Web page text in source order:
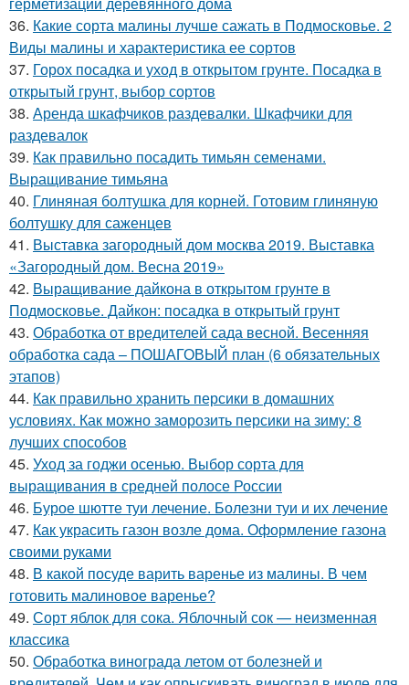
36. Какие сорта малины лучше сажать в Подмосковье. 2
Виды малины и характеристика ее сортов
37. Горох посадка и уход в открытом грунте. Посадка в
открытый грунт, выбор сортов
38. Аренда шкафчиков раздевалки. Шкафчики для
раздевалок
39. Как правильно посадить тимьян семенами.
Выращивание тимьяна
40. Глиняная болтушка для корней. Готовим глиняную
болтушку для саженцев
41. Выставка загородный дом москва 2019. Выставка
«Загородный дом. Весна 2019»
42. Выращивание дайкона в открытом грунте в
Подмосковье. Дайкон: посадка в открытый грунт
43. Обработка от вредителей сада весной. Весенняя
обработка сада – ПОШАГОВЫЙ план (6 обязательных
этапов)
44. Как правильно хранить персики в домашних
условиях. Как можно заморозить персики на зиму: 8
лучших способов
45. Уход за годжи осенью. Выбор сорта для
выращивания в средней полосе России
46. Бурое шютте туи лечение. Болезни туи и их лечение
47. Как украсить газон возле дома. Оформление газона
своими руками
48. В какой посуде варить варенье из малины. В чем
готовить малиновое варенье?
49. Сорт яблок для сока. Яблочный сок — неизменная
классика
50. Обработка винограда летом от болезней и